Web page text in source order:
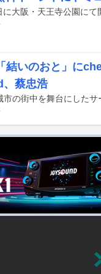
結いのおと」に
蔡忠浩
市の街中を舞台にした